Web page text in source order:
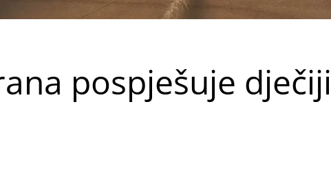
pospješuje dječiji